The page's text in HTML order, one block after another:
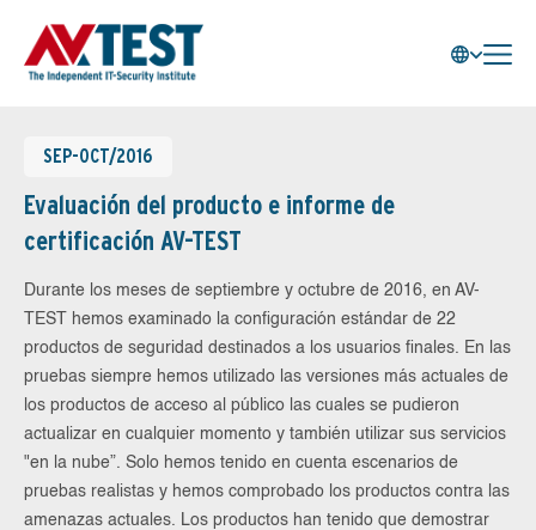
SEP-OCT/2016
Evaluación del producto e informe de
certificación AV-TEST
Durante los meses de septiembre y octubre de 2016, en AV-
TEST hemos examinado la configuración estándar de 22
productos de seguridad destinados a los usuarios finales. En las
pruebas siempre hemos utilizado las versiones más actuales de
los productos de acceso al público las cuales se pudieron
actualizar en cualquier momento y también utilizar sus servicios
"en la nube”. Solo hemos tenido en cuenta escenarios de
pruebas realistas y hemos comprobado los productos contra las
amenazas actuales. Los productos han tenido que demostrar